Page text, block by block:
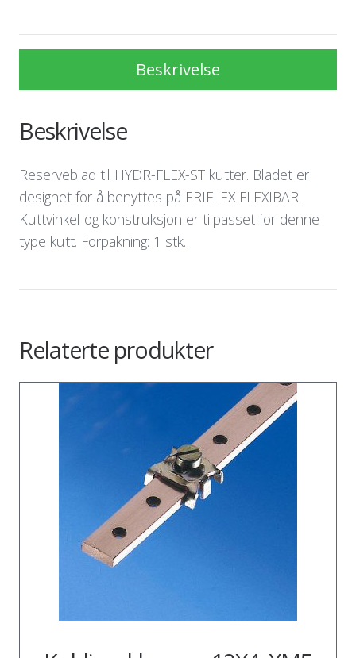
Beskrivelse
Beskrivelse
Reserveblad til HYDR-FLEX-ST kutter. Bladet er
designet for å benyttes på ERIFLEX FLEXIBAR.
Kuttvinkel og konstruksjon er tilpasset for denne
type kutt. Forpakning: 1 stk.
Relaterte produkter